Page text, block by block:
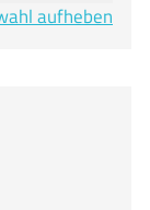
aufheben